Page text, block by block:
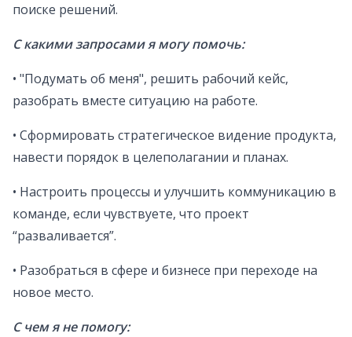
поиске решений.
С какими запросами я могу помочь:
• "Подумать об меня", решить рабочий кейс,
разобрать вместе ситуацию на работе.
• Сформировать стратегическое видение продукта,
навести порядок в целеполагании и планах.
• Настроить процессы и улучшить коммуникацию в
команде, если чувствуете, что проект
“разваливается”.
• Разобраться в сфере и бизнесе при переходе на
новое место.
С чем я не помогу: